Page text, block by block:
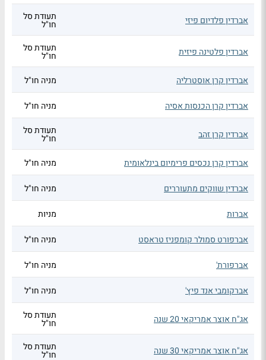
אברדין פלדיום פיזי תעודת סל
חו"ל
אברדין פלטינה פיזית תעודת סל
חו"ל
אברדין קרן אוסטרליה
מניה חו"ל
אברדין קרן הכנסות אסיה מניה חו"ל
אברדין קרן זהב תעודת סל
חו"ל
אברדין קרן נכסים פרימיום בינלאומית
מניה חו"ל
אברדין שווקים מתעוררים מניה חו"ל
אברות מניות
אברפורט סמולר קומפניז טראסט מניה חו"ל
אברפורת' מניה חו"ל
אברקומבי אנד פיץ' מניה חו"ל
אג"ח אוצר אמריקאי 20 שנה תעודת סל
חו"ל
אג"ח אוצר אמריקאי 30 שנה תעודת סל
חו"ל